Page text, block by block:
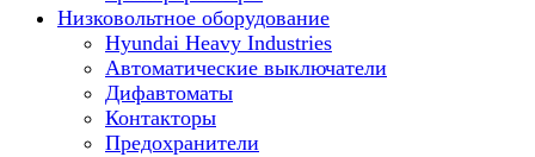
Низковольтное оборудование
Hyundai Heavy Industries
Автоматические выключатели
Дифавтоматы
Контакторы
Предохранители